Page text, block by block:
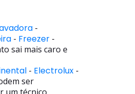
-
- Freezer-
sai mais caro e
- Electrolux-
ser